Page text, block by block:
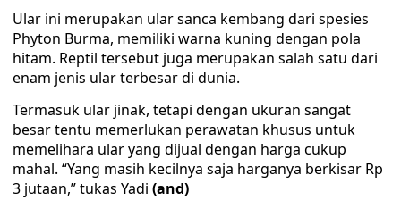
Ular ini merupakan ular sanca kembang dari spesies
Phyton Burma, memiliki warna kuning dengan pola
hitam. Reptil tersebut juga merupakan salah satu dari
enam jenis ular terbesar di dunia.
Termasuk ular jinak, tetapi dengan ukuran sangat
besar tentu memerlukan perawatan khusus untuk
memelihara ular yang dijual dengan harga cukup
mahal. “Yang masih kecilnya saja harganya berkisar Rp
3 jutaan,” tukas Yadi (and)